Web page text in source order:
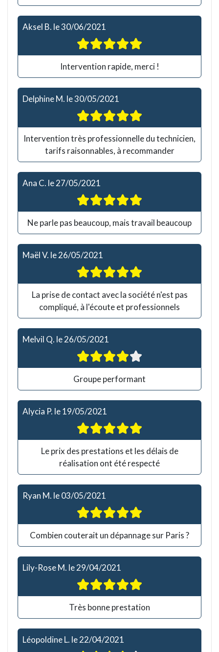
Aksel B. le30/06/2021
Intervention rapide, merci !
Delphine M. le30/05/2021
Intervention très professionnelle du technicien,
tarifs raisonnables, à recommander
Ana C. le27/05/2021
Ne parle pas beaucoup, mais travail beaucoup
Maël V. le26/05/2021
La prise de contact avec la société n'est pas
compliqué, à l'écoute et professionnels
Melvil Q. le26/05/2021
Groupe performant
Alycia P. le19/05/2021
Le prix des prestations et les délais de
réalisation ont été respecté
Ryan M. le03/05/2021
Combien couterait un dépannage sur Paris ?
Lily-Rose M. le29/04/2021
Très bonne prestation
Léopoldine L. le22/04/2021